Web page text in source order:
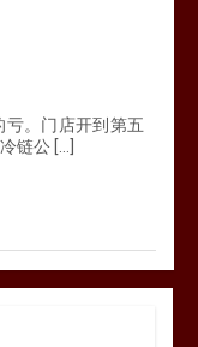
。门店开到第五
链公 […]